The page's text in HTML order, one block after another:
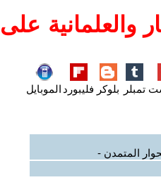
والعلمانية على
تمبلر بلوكر فليبورد الموبايل
المتمدن -